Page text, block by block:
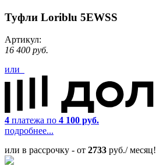
Туфли Loriblu 5EWSS
Артикул:
16 400 руб.
или
4 платежа по 4 100 руб.
подробнее...
или в рассрочку - от 2733 руб./ месяц!